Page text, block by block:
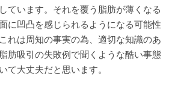
ています。それを覆う脂肪が薄くなる
に凹凸を感じられるようになる可能性
れは周知の事実の為、適切な知識のあ
肪吸引の失敗例で聞くような酷い事態
て大丈夫だと思います。